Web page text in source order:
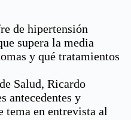
de hipertensión
supera la media
y qué tratamientos
Salud, Ricardo
antecedentes y
tema en entrevista al